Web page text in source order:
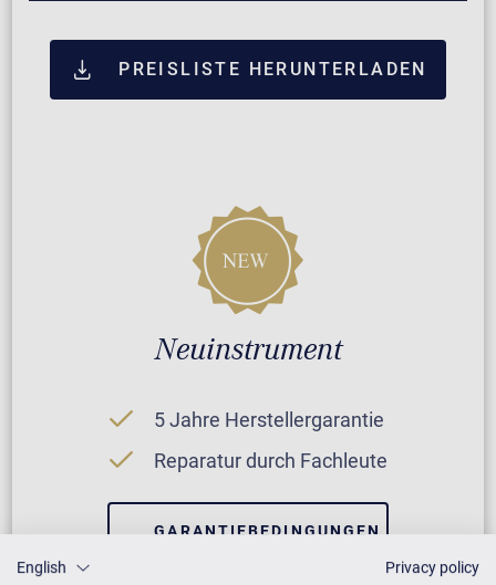
PREISLISTE HERUNTERLADEN
Neuinstrument
5 Jahre Herstellergarantie
Reparatur durch Fachleute
GARANTIEBEDINGUNGEN
English
Privacy policy